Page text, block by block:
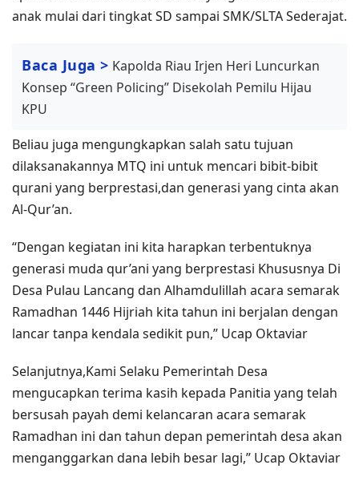
anak mulai dari tingkat SD sampai SMK/SLTA Sederajat.
Baca Juga > Kapolda Riau Irjen Heri Luncurkan
Konsep “Green Policing” Disekolah Pemilu Hijau
KPU
Beliau juga mengungkapkan salah satu tujuan
dilaksanakannya MTQ ini untuk mencari bibit-bibit
qurani yang berprestasi,dan generasi yang cinta akan
Al-Qur’an.
“Dengan kegiatan ini kita harapkan terbentuknya
generasi muda qur’ani yang berprestasi Khususnya Di
Desa Pulau Lancang dan Alhamdulillah acara semarak
Ramadhan 1446 Hijriah kita tahun ini berjalan dengan
lancar tanpa kendala sedikit pun,” Ucap Oktaviar
Selanjutnya,Kami Selaku Pemerintah Desa
mengucapkan terima kasih kepada Panitia yang telah
bersusah payah demi kelancaran acara semarak
Ramadhan ini dan tahun depan pemerintah desa akan
menganggarkan dana lebih besar lagi,” Ucap Oktaviar